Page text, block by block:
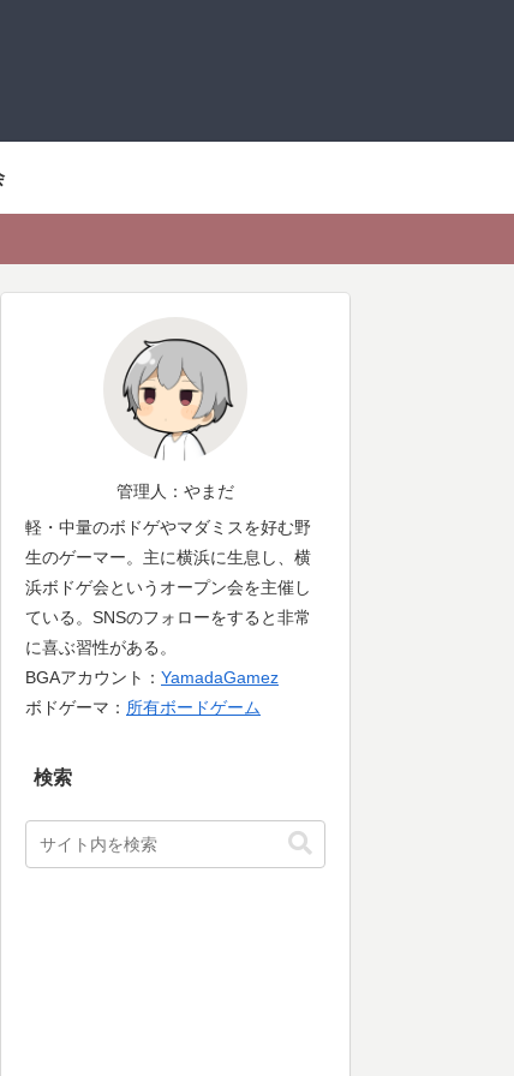
管理人：やまだ
軽・中量のボドゲやマダミスを好む野
生のゲーマー。主に横浜に生息し、横
浜ボドゲ会というオープン会を主催し
ている。SNSのフォローをすると非常
に喜ぶ習性がある。
BGAアカウント： YamadaGamez
ボドゲーマ： 所有ボードゲーム
検索